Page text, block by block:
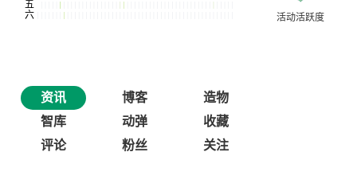
资讯 博客
造物
智库
动弹
收藏
评论
粉丝 关注